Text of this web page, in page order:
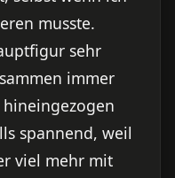
musste.
sehr
immer
spannend, weil
viel mehr mit